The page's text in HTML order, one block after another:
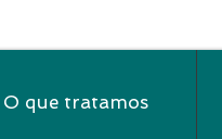
O que tratamos